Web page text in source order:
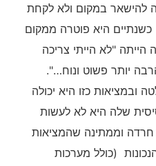
להישאר במקום ולא לקחת
כשנתיים היא פוטרה ממקום
"לא הייתי צריכה
יותר פשוט ונוח…".
כזו היא יכולה
שלה היא לא לעשות
וממתינה שהמציאות
(כולל מערכות